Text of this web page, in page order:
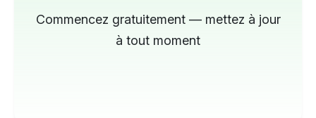
Commencez gratuitement — mettez à jour
à tout moment